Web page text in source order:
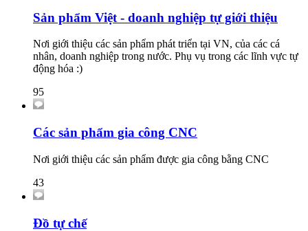
Sản phẩm Việt - doanh nghiệp tự giới thiệu
Nơi giới thiệu các sản phẩm phát triển tại VN, của các cá
nhân, doanh nghiệp trong nước. Phụ vụ trong các lĩnh vực tự
động hóa :)
95
Các sản phẩm gia công CNC
Nơi giới thiệu các sản phẩm được gia công bằng CNC
43
Đồ tự chế